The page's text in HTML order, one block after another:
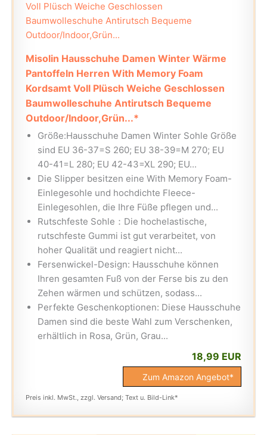
Misolin Hausschuhe Damen Winter Wärme
Pantoffeln Herren With Memory Foam
Kordsamt Voll Plüsch Weiche Geschlossen
Baumwolleschuhe Antirutsch Bequeme
Outdoor/Indoor,Grün...*
Größe:Hausschuhe Damen Winter Sohle Größe
sind EU 36-37=S 260; EU 38-39=M 270; EU
40-41=L 280; EU 42-43=XL 290; EU...
Die Slipper besitzen eine With Memory Foam-
Einlegesohle und hochdichte Fleece-
Einlegesohlen, die Ihre Füße pflegen und...
Rutschfeste Sohle：Die hochelastische,
rutschfeste Gummi ist gut verarbeitet, von
hoher Qualität und reagiert nicht...
Fersenwickel-Design: Hausschuhe können
Ihren gesamten Fuß von der Ferse bis zu den
Zehen wärmen und schützen, sodass...
Perfekte Geschenkoptionen: Diese Hausschuhe
Damen sind die beste Wahl zum Verschenken,
erhältlich in Rosa, Grün, Grau...
18,99 EUR
Zum Amazon Angebot*
Preis inkl. MwSt., zzgl. Versand; Text u. Bild-Link*